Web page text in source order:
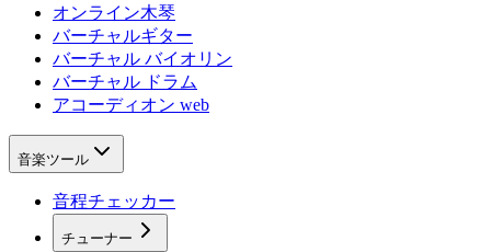
オンライン木琴
バーチャルギター
バーチャル バイオリン
バーチャル ドラム
アコーディオン web
音楽ツール
音程チェッカー
チューナー